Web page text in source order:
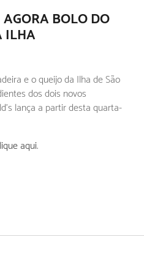
BOLO DO
ILHA
e o queijo da Ilha de São
dos dois novos
lança a partir desta quarta-
aqui.